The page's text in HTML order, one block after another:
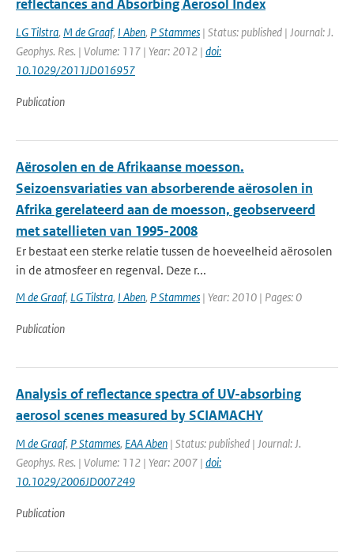
reflectances and Absorbing Aerosol Index
LG Tilstra, M de Graaf, I Aben, P Stammes | Status: published | Journal: J.
Geophys. Res. | Volume: 117 | Year: 2012 | doi:
10.1029/2011JD016957
Publication
Aërosolen en de Afrikaanse moesson.
Seizoensvariaties van absorberende aërosolen in
Afrika gerelateerd aan de moesson, geobserveerd
met satellieten van 1995-2008
Er bestaat een sterke relatie tussen de hoeveelheid aërosolen
in de atmosfeer en regenval. Deze r...
M de Graaf, LG Tilstra, I Aben, P Stammes | Year: 2010 | Pages: 0
Publication
Analysis of reflectance spectra of UV-absorbing
aerosol scenes measured by SCIAMACHY
M de Graaf, P Stammes, EAA Aben | Status: published | Journal: J.
Geophys. Res. | Volume: 112 | Year: 2007 | doi:
10.1029/2006JD007249
Publication